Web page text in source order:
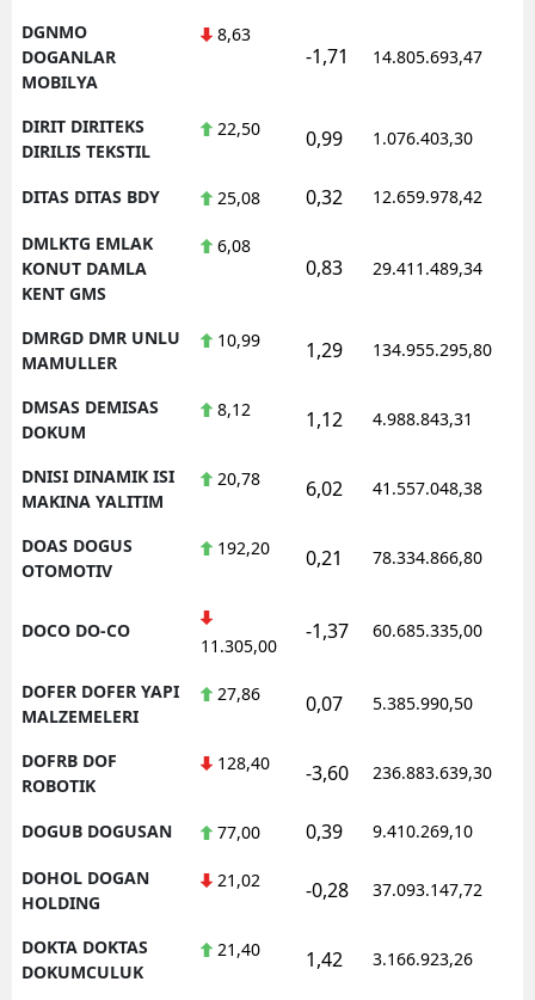
DGNMO
DOGANLAR
MOBILYA
8,63
-1,71 14.805.693,47
DIRIT DIRITEKS
DIRILIS TEKSTIL
22,50 0,99 1.076.403,30
DITAS DITAS BDY 25,08 0,32 12.659.978,42
DMLKTG EMLAK
KONUT DAMLA
KENT GMS
6,08
0,83 29.411.489,34
DMRGD DMR UNLU
MAMULLER
10,99 1,29 134.955.295,80
DMSAS DEMISAS
DOKUM
8,12 1,12 4.988.843,31
DNISI DINAMIK ISI
MAKINA YALITIM
20,78 6,02 41.557.048,38
DOAS DOGUS
OTOMOTIV
192,20 0,21 78.334.866,80
DOCO DO-CO
11.305,00
-1,37 60.685.335,00
DOFER DOFER YAPI
MALZEMELERI
27,86 0,07 5.385.990,50
DOFRB DOF
ROBOTIK
128,40 -3,60 236.883.639,30
DOGUB DOGUSAN 77,00 0,39 9.410.269,10
DOHOL DOGAN
HOLDING
21,02 -0,28 37.093.147,72
DOKTA DOKTAS
DOKUMCULUK
21,40 1,42 3.166.923,26